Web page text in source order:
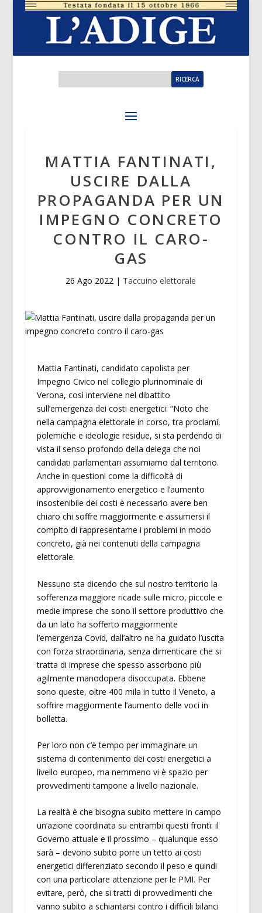
MATTIA FANTINATI,
USCIRE DALLA
PROPAGANDA PER UN
IMPEGNO CONCRETO
CONTRO IL CARO-
GAS
26 Ago 2022 | Taccuino elettorale
Mattia Fantinati, candidato capolista per
Impegno Civico nel collegio plurinominale di
Verona, così interviene nel dibattito
sull’emergenza dei costi energetici: “Noto che
nella campagna elettorale in corso, tra proclami,
polemiche e ideologie residue, si sta perdendo di
vista il senso profondo della delega che noi
candidati parlamentari assumiamo dal territorio.
Anche in questioni come la difficoltà di
approvvigionamento energetico e l’aumento
insostenibile dei costi è necessario avere ben
chiaro chi soffre maggiormente e assumersi il
compito di rappresentarne i problemi in modo
concreto, già nei contenuti della campagna
elettorale.
Nessuno sta dicendo che sul nostro territorio la
sofferenza maggiore ricade sulle micro, piccole e
medie imprese che sono il settore produttivo che
da un lato ha sofferto maggiormente
l’emergenza Covid, dall’altro ne ha guidato l’uscita
con forza straordinaria, senza dimenticare che si
tratta di imprese che spesso assorbono più
agilmente manodopera disoccupata. Ebbene
sono queste, oltre 400 mila in tutto il Veneto, a
soffrire maggiormente l’aumento delle voci in
bolletta.
Per loro non c’è tempo per immaginare un
sistema di contenimento dei costi energetici a
livello europeo, ma nemmeno vi è spazio per
provvedimenti tampone a livello nazionale.
La realtà è che bisogna subito mettere in campo
un’azione coordinata su entrambi questi fronti: il
Governo attuale e il prossimo – qualunque esso
sarà – devono subito porre un tetto ai costi
energetici differenziato secondo il peso e quindi
con una particolare attenzione per le PMI. Per
evitare, però, che si tratti di provvedimenti che
vanno subito a schiantarsi contro i difficili bilanci